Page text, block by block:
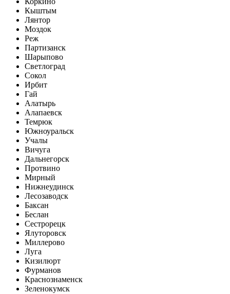
Кыштым
Лянтор
Моздок
Реж
Партизанск
Шарыпово
Светлоград
Сокол
Ирбит
Гай
Алатырь
Алапаевск
Темрюк
Южноуральск
Учалы
Вичуга
Дальнегорск
Протвино
Мирный
Нижнеудинск
Лесозаводск
Баксан
Беслан
Сестрорецк
Ялуторовск
Миллерово
Луга
Кизилюрт
Фурманов
Краснознаменск
Зеленокумск